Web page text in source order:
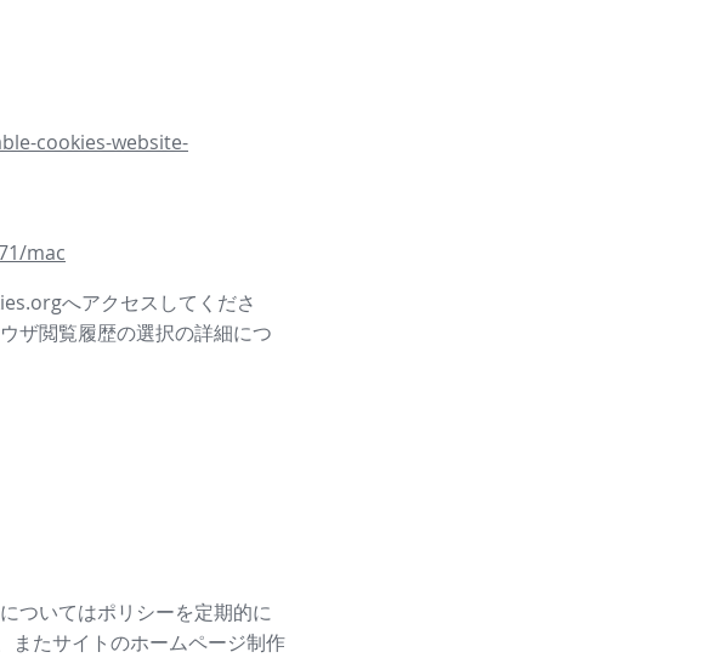
cookies-website-
mac
へアクセスしてくださ
ザ閲覧履歴の選択の詳細につ
ついてはポリシーを定期的に
またサイトのホームページ制作